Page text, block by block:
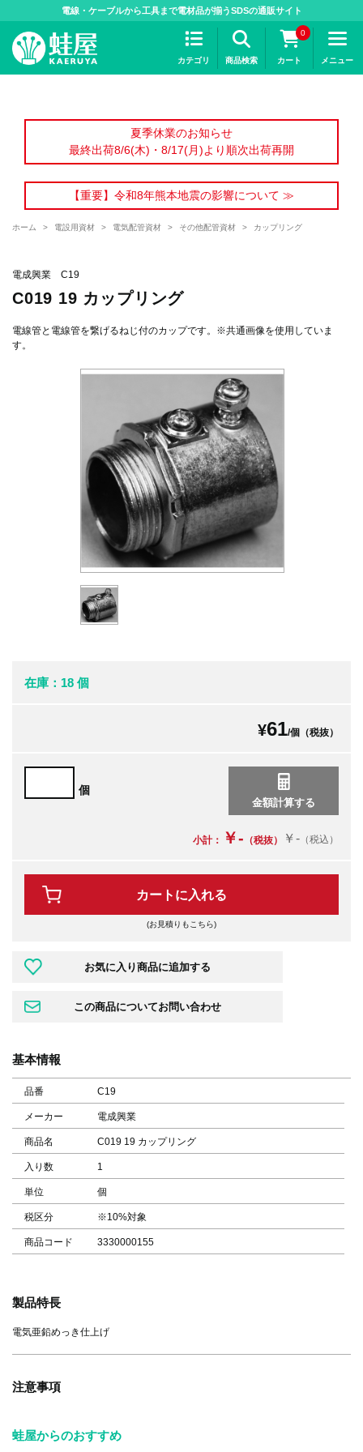
電線・ケーブルから工具まで電材品が揃うSDSの通販サイト
カテゴリ 商品検索
0
カート メニュー
夏季休業のお知らせ
最終出荷8/6(木)・8/17(月)より順次出荷再開
【重要】令和8年熊本地震の影響について ≫
ホーム > 電設用資材 > 電気配管資材 > その他配管資材 > カップリング
電成興業 C19
C019 19 カップリング
電線管と電線管を繋げるねじ付のカップです。※共通画像を使用していま
す。
在庫：18 個
¥61/個（税抜）
個
小計： ￥- （税抜） ￥- （税込）
カートに入れる
(お見積りもこちら)
基本情報
品番 C19
メーカー 電成興業
商品名 C019 19 カップリング
入り数 1
単位 個
税区分 ※10%対象
商品コード 3330000155
製品特長
電気亜鉛めっき仕上げ
注意事項
蛙屋からのおすすめ